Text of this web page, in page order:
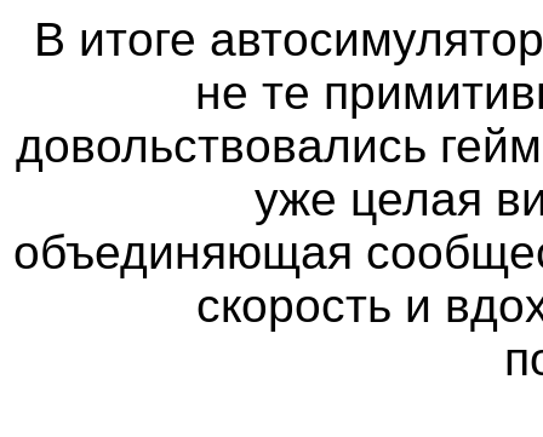
В итоге
не те
довольствовались
уже целая
объединяющая
скорость и